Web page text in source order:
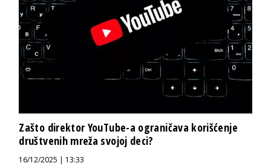
Zašto direktor YouTube-a ograničava korišćenje
društvenih mreža svojoj deci?
16/12/2025 | 13:33